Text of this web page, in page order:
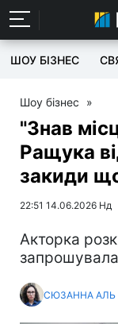
ШОУ БІЗНЕС
Шоу бізнес »
"Знав
Ращука
закиди
22:51 14.06.2026 Нд
Акторка
СЮЗАННА АЛЬ